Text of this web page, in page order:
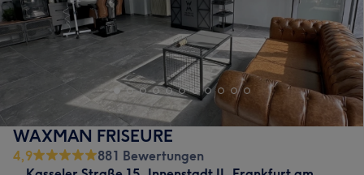
WAXMAN FRISEURE
4,9
881 Bewertungen